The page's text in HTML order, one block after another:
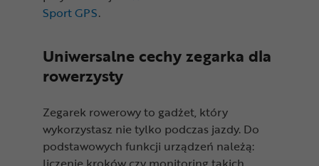
Sport GPS.
Uniwersalne cechy zegarka dla
rowerzysty
Zegarek rowerowy to gadżet, który
wykorzystasz nie tylko podczas jazdy. Do
podstawowych funkcji urządzeń należą: